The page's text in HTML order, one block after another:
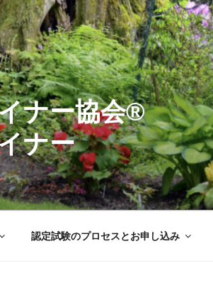
ンデザ
ナー
認定試験のプロセスとお申し込み